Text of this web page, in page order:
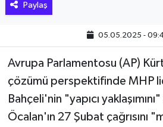
Paylaş
05.05.2025 -
Avrupa Parlamentosu (AP)
çözümü perspektifinde MHP
Bahçeli'nin "yapıcı
Öcalan'ın 27 Şubat çağrısını
MAKALE
POLİTİKA
REKLAM
SAĞLIK